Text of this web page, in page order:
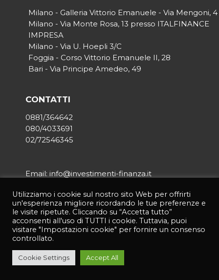
Milano - Galleria Vittorio Emanuele - Via Mengoni, 4
Milano - Via Monte Rosa, 13 presso ITALFINANCE
IMPRESA
Milano - Via U. Hoepli 3/C
Foggia - Corso Vittorio Emanuele II, 28
Bari - Via Principe Amedeo, 49
CONTATTI
0881/364642
080/4033691
02/72546345
Email: info@investimenti-finanza.it
© 2021 INVESTIMENTI & FINANZA | Tutti i diritti riservati | P.IVA
03950190714 |Privacy Policy| Credits: Asernet
Utilizziamo i cookie sul nostro sito Web per offrirti
un'esperienza migliore ricordando le tue preferenze e
le visite ripetute. Cliccando su “Accetta tutto”
acconsenti all'uso di TUTTI i cookie. Tuttavia, puoi
visitare "Impostazioni cookie" per fornire un consenso
controllato.
Cookie Settings Accept All